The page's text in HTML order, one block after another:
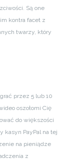
Są one
kontra facet z
twarzy, który
przez 5 lub 10
oszołomi Cię
do większości
kasyn PayPal na tej
na pieniądze
z